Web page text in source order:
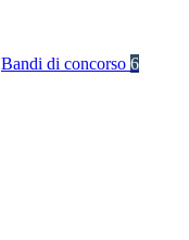
Bandi di concorso 6